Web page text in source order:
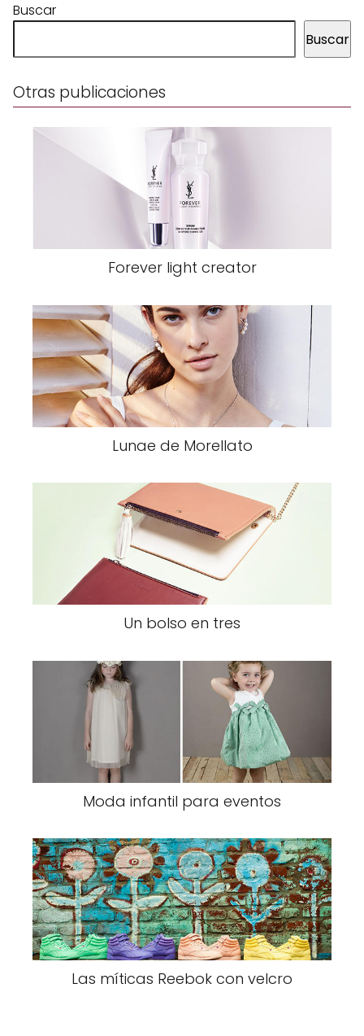
Buscar
Buscar
Otras publicaciones
Forever light creator
Lunae de Morellato
Un bolso en tres
Moda infantil para eventos
Las míticas Reebok con velcro